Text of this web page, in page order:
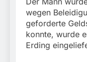
wegen
geforderte
konnte, wurde
Erding